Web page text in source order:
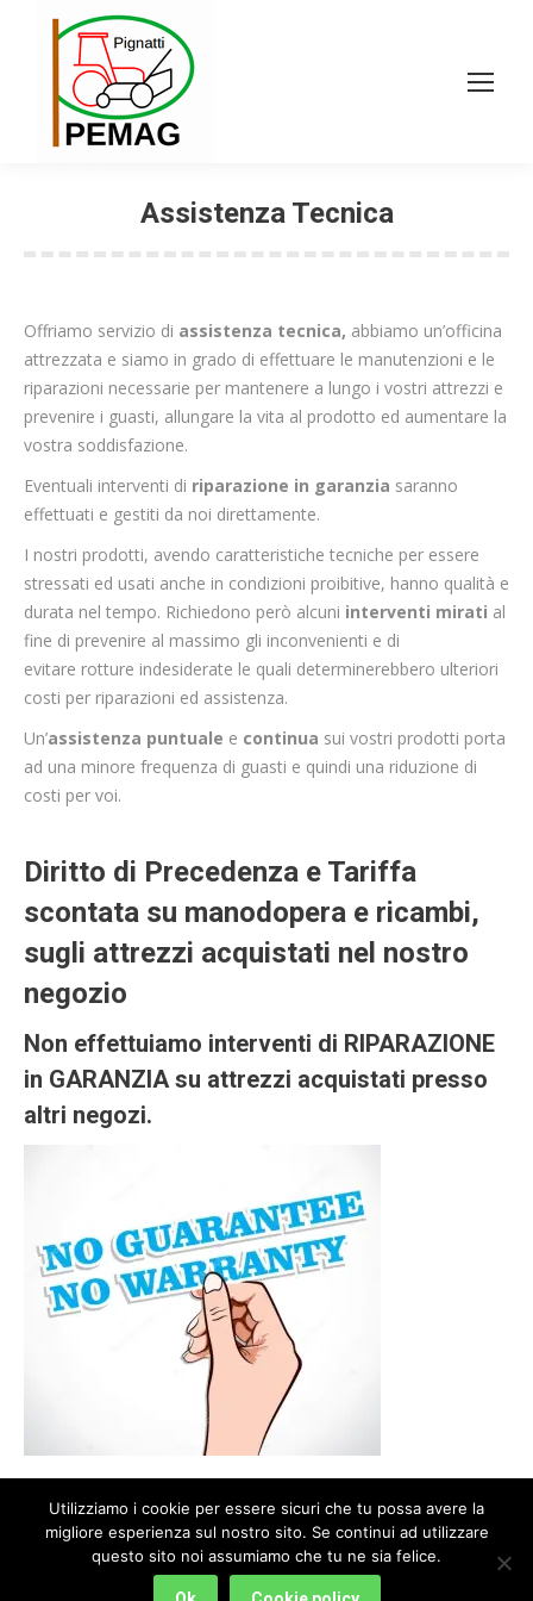
Assistenza Tecnica
Offriamo servizio di assistenza tecnica, abbiamo un’officina
attrezzata e siamo in grado di effettuare le manutenzioni e le
riparazioni necessarie per mantenere a lungo i vostri attrezzi e
prevenire i guasti, allungare la vita al prodotto ed aumentare la
vostra soddisfazione.
Eventuali interventi di riparazione in garanzia saranno
effettuati e gestiti da noi direttamente.
I nostri prodotti, avendo caratteristiche tecniche per essere
stressati ed usati anche in condizioni proibitive, hanno qualità e
durata nel tempo. Richiedono però alcuni interventi mirati al
fine di prevenire al massimo gli inconvenienti e di
evitare rotture indesiderate le quali determinerebbero ulteriori
costi per riparazioni ed assistenza.
Un’assistenza puntuale e continua sui vostri prodotti porta
ad una minore frequenza di guasti e quindi una riduzione di
costi per voi.
Diritto di Precedenza e Tariffa
scontata su manodopera e ricambi,
sugli attrezzi acquistati nel nostro
negozio
Non effettuiamo interventi di RIPARAZIONE
in GARANZIAsu attrezzi acquistati presso
altri negozi.
PIGNATTI ERASMO PEMAG - S. S. 468, 82 - 41012 - Carpi (MO) - Fraz. San
Marino | P.IVA 03727820361 | Tel. 059 687074
Utilizziamo i cookie per essere sicuri che tu possa avere la
migliore esperienza sul nostro sito. Se continui ad utilizzare
questo sito noi assumiamo che tu ne sia felice.